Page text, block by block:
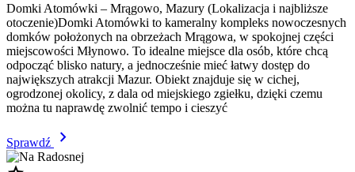
Domki Atomówki – Mrągowo, Mazury (Lokalizacja i najbliższe
otoczenie)Domki Atomówki to kameralny kompleks nowoczesnych
domków położonych na obrzeżach Mrągowa, w spokojnej części
miejscowości Młynowo. To idealne miejsce dla osób, które chcą
odpocząć blisko natury, a jednocześnie mieć łatwy dostęp do
największych atrakcji Mazur. Obiekt znajduje się w cichej,
ogrodzonej okolicy, z dala od miejskiego zgiełku, dzięki czemu
można tu naprawdę zwolnić tempo i cieszyć
Sprawdź
chevron_right